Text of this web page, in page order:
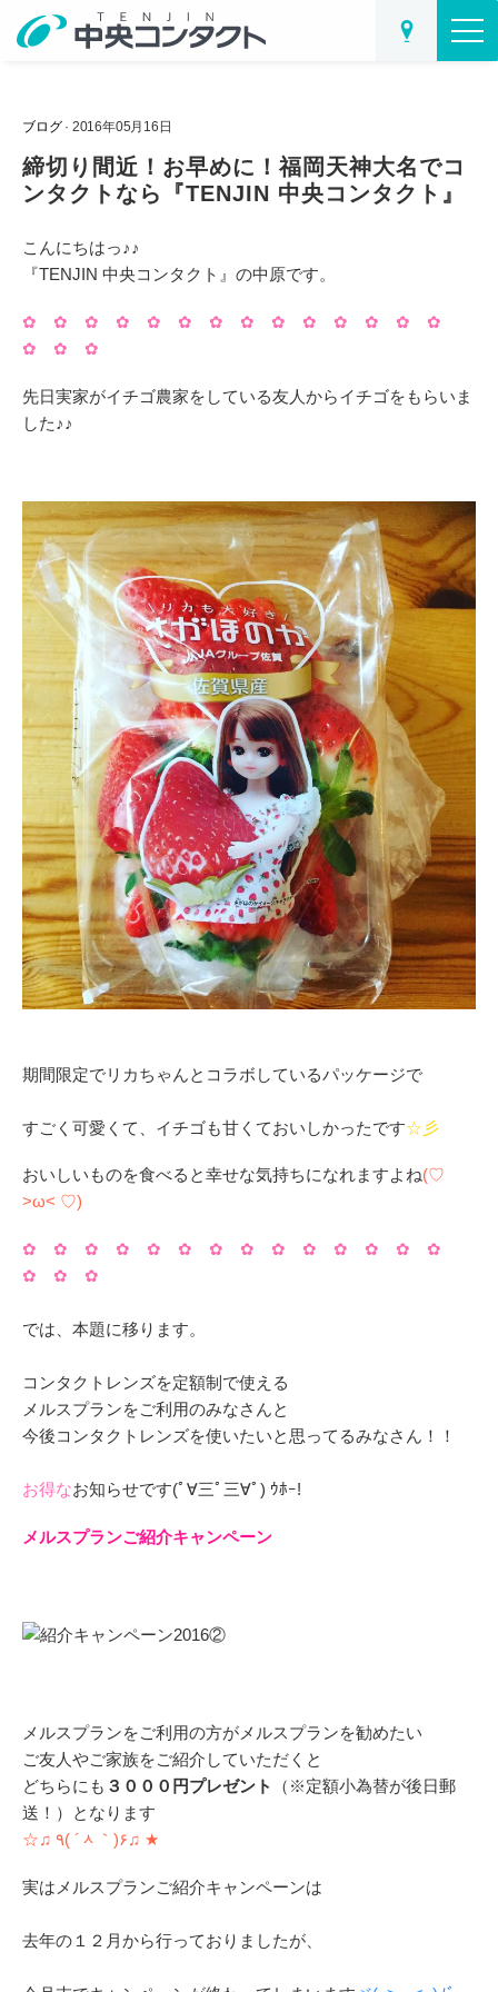
ブログ· 2016年05月16日
締切り間近！お早めに！福岡天神大名でコ
ンタクトなら『TENJIN 中央コンタクト』
こんにちはっ♪♪
『TENJIN 中央コンタクト』の中原です。
✿ ✿ ✿ ✿ ✿ ✿ ✿ ✿ ✿ ✿ ✿ ✿ ✿ ✿
✿ ✿ ✿
先日実家がイチゴ農家をしている友人からイチゴをもらいま
した♪♪
期間限定でリカちゃんとコラボしているパッケージで
すごく可愛くて、イチゴも甘くておいしかったです☆彡
おいしいものを食べると幸せな気持ちになれますよね(♡
>ω< ♡)
✿ ✿ ✿ ✿ ✿ ✿ ✿ ✿ ✿ ✿ ✿ ✿ ✿ ✿
✿ ✿ ✿
では、本題に移ります。
コンタクトレンズを定額制で使える
メルスプランをご利用のみなさんと
今後コンタクトレンズを使いたいと思ってるみなさん！！
お得なお知らせです(ﾟ∀三ﾟ三∀ﾟ) ｳﾎｰ!
メルスプランご紹介キャンペーン
メルスプランをご利用の方がメルスプランを勧めたい
ご友人やご家族をご紹介していただくと
どちらにも ３０００円プレゼント
（※定額小為替が後日郵
送！）となります
☆♫ ٩( ´ᆺ｀)۶♫ ★
実はメルスプランご紹介キャンペーンは
去年の１２月から行っておりましたが、